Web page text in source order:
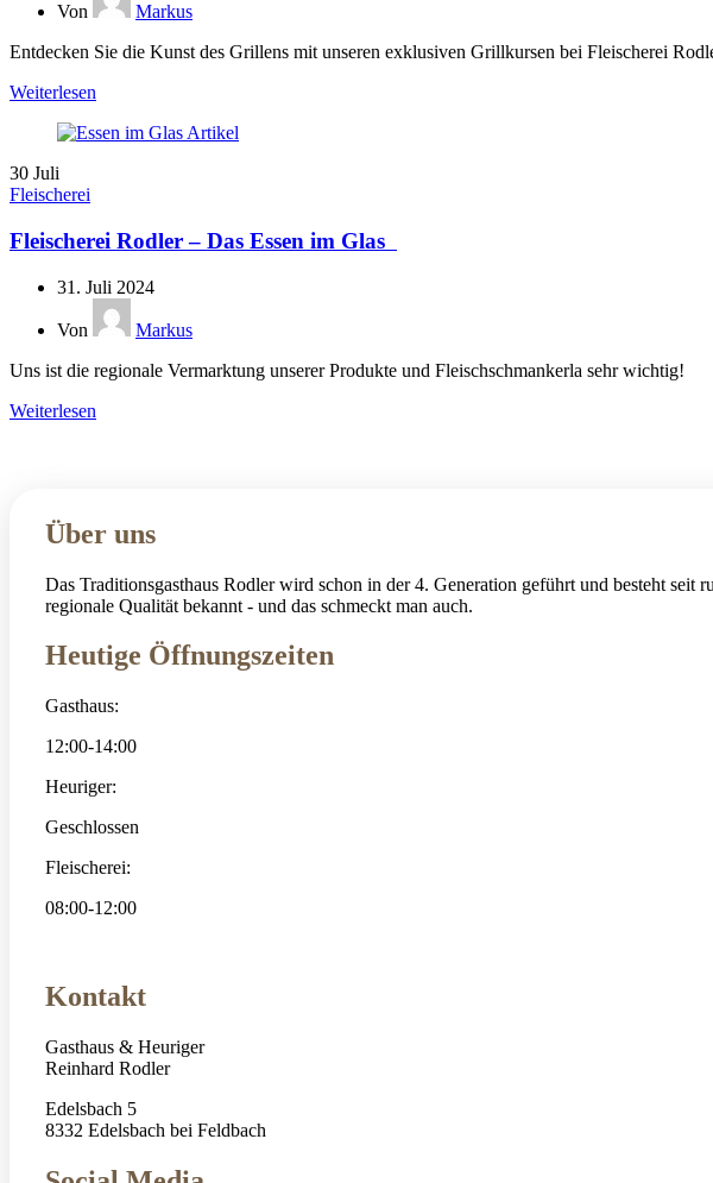
Von
Markus
Entdecken Sie die Kunst des Grillens mit unseren exklusiven Grillkursen bei Fleischerei
Weiterlesen
30 Juli
Fleischerei
Fleischerei Rodler – Das Essen im Glas
31. Juli 2024
Von
Markus
Uns ist die regionale Vermarktung unserer Produkte und Fleischschmankerla sehr wichtig!
Weiterlesen
Über uns
Das Traditionsgasthaus Rodler wird schon in der 4. Generation geführt und besteht
regionale Qualität bekannt - und das schmeckt man auch.
Heutige Öffnungszeiten
Gasthaus:
12:00-14:00
Heuriger:
Geschlossen
Fleischerei:
08:00-12:00
Kontakt
Gasthaus & Heuriger
Reinhard Rodler
Edelsbach 5
8332 Edelsbach bei Feldbach